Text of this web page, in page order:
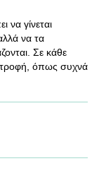
να γίνεται
να τα
Σε κάθε
όπως συχνά